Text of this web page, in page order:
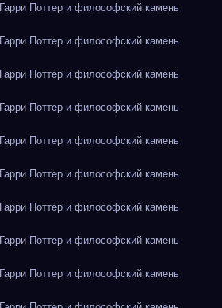
Поттер и философский камень
Поттер и философский камень
Поттер и философский камень
Поттер и философский камень
Поттер и философский камень
Поттер и философский камень
Поттер и философский камень
Поттер и философский камень
Поттер и философский камень